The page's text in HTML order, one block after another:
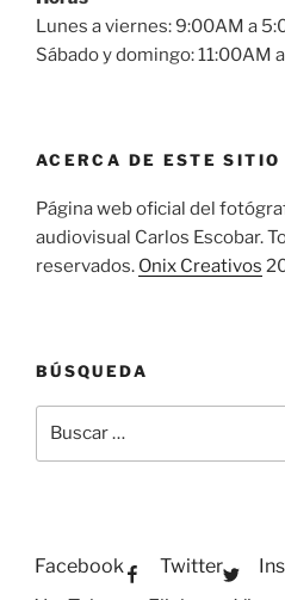
Lunes a viernes: 9:00AM a
Sábado y domingo: 11:00AM
ACERCA DE ESTE SITIO
Página web oficial del
audiovisual Carlos Escobar.
reservados. Onix Creativos
BÚSQUEDA
por:
Facebook Twitter